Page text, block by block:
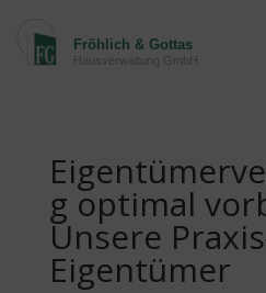
g optimal
Unsere
Eigentümer